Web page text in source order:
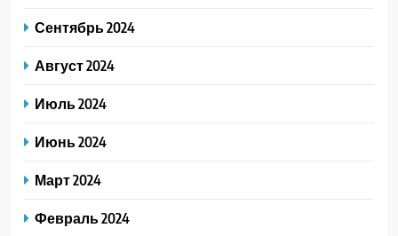
Сентябрь 2024
Август 2024
Июль 2024
Июнь 2024
Март 2024
Февраль 2024